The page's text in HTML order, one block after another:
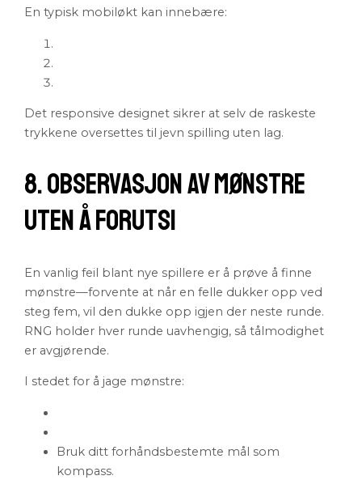
En typisk mobiløkt kan innebære:
Det responsive designet sikrer at selv de raskeste
trykkene oversettes til jevn spilling uten lag.
8. Observasjon av Mønstre
Uten å Forutsi
En vanlig feil blant nye spillere er å prøve å finne
mønstre—forvente at når en felle dukker opp ved
steg fem, vil den dukke opp igjen der neste runde.
RNG holder hver runde uavhengig, så tålmodighet
er avgjørende.
I stedet for å jage mønstre:
Bruk ditt forhåndsbestemte mål som
kompass.